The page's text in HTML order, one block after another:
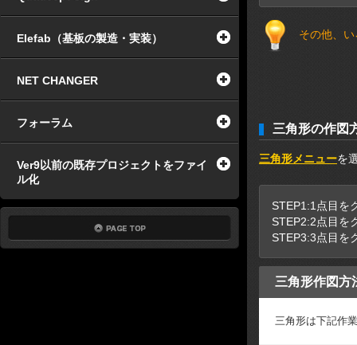
Elefab（基板の製造・実装）
NET CHANGER
フォーラム
Ver9以前の既存プロジェクトをファイ
ル化
その他、
三角形の作図
三角形メニューを
STEP1:1点目を
STEP2:2点目を
STEP3:3点目を
三角形作図方
三角形は下記作